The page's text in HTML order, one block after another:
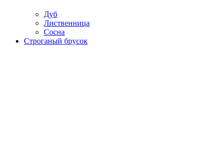
Дуб
Лиственница
Сосна
Строганый брусок